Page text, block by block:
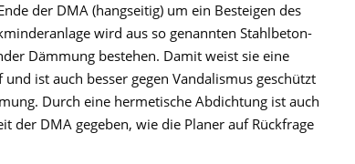
der DMA (hangseitig) um ein Besteigen des
wird aus so genannten Stahlbeton-
Dämmung bestehen. Damit weist sie eine
ist auch besser gegen Vandalismus geschützt
Durch eine hermetische Abdichtung ist auch
der DMA gegeben, wie die Planer auf Rückfrage